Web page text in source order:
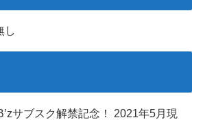
し
サブスク解禁記念！ 2021年5月現